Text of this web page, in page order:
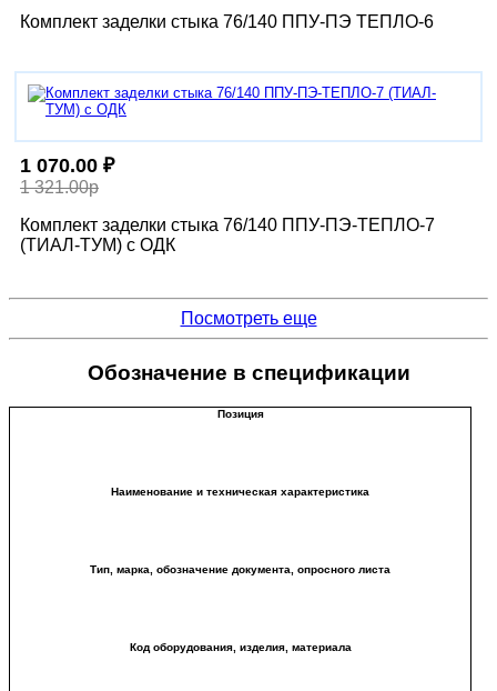
Комплект заделки стыка 76/140 ППУ-ПЭ ТЕПЛО-6
1 070.00 ₽
1 321.00р
Комплект заделки стыка 76/140 ППУ-ПЭ-ТЕПЛО-7
(ТИАЛ-ТУМ) с ОДК
Посмотреть еще
Обозначение в спецификации
Позиция
Наименование и техническая характеристика
Тип, марка, обозначение документа, опросного листа
Код оборудования, изделия, материала